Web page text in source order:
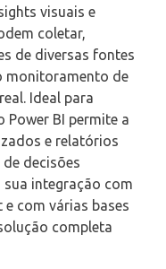
visuais e
coletar,
de diversas fontes
monitoramento de
Ideal para
Power BI permite a
e relatórios
decisões
sua integração com
com várias bases
completa